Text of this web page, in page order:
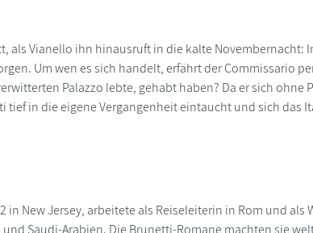
als Vianello ihn hinausruft in die kalte Novembernacht:
Um wen es sich handelt, erfährt der Commissario
Palazzo lebte, gehabt haben? Da er sich
tief in die eigene Vergangenheit eintaucht und sich das
in New Jersey, arbeitete als Reiseleiterin in Rom und
Saudi-Arabien. Die Brunetti-Romane machten sie